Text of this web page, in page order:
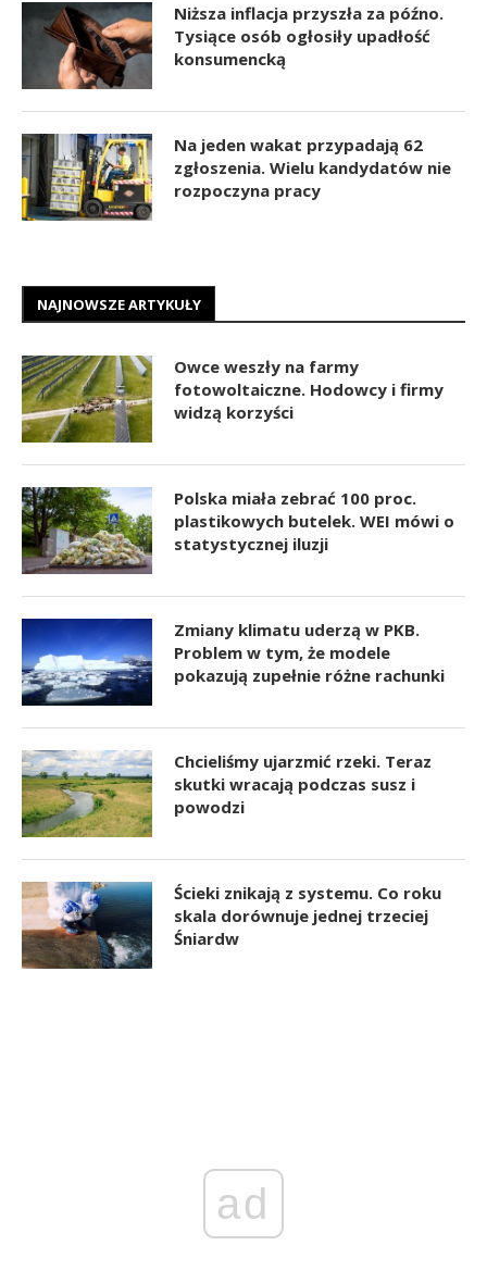
Niższa inflacja przyszła za późno.
Tysiące osób ogłosiły upadłość
konsumencką
Na jeden wakat przypadają 62
zgłoszenia. Wielu kandydatów nie
rozpoczyna pracy
NAJNOWSZE ARTYKUŁY
Owce weszły na farmy
fotowoltaiczne. Hodowcy i firmy
widzą korzyści
Polska miała zebrać 100 proc.
plastikowych butelek. WEI mówi o
statystycznej iluzji
Zmiany klimatu uderzą w PKB.
Problem w tym, że modele
pokazują zupełnie różne rachunki
Chcieliśmy ujarzmić rzeki. Teraz
skutki wracają podczas susz i
powodzi
Ścieki znikają z systemu. Co roku
skala dorównuje jednej trzeciej
Śniardw
ad